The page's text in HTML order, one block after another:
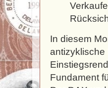
In diesem
antizyklische
Fundament